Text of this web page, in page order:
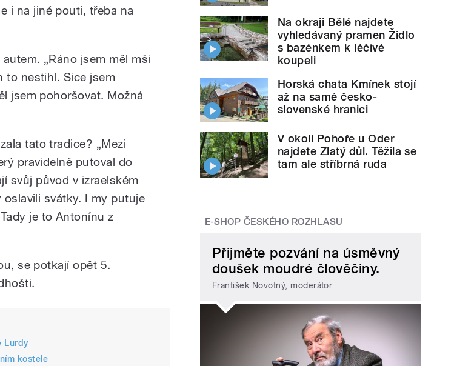
i na jiné pouti, třeba na
„Ráno jsem měl mši
to nestihl. Sice jsem
jsem pohoršovat. Možná
tato tradice? „Mezi
pravidelně putoval do
svůj původ v izraelském
svátky. I my putuje
je to Antonínu z
se potkají opět 5.
Lurdy
kostele
Na okraji Bělé najdete
vyhledávaný pramen Židlo
s bazénkem k léčivé
koupeli
Horská chata Kmínek stojí
až na samé česko-
slovenské hranici
V okolí Pohoře u Oder
najdete Zlatý důl. Těžila se
tam ale stříbrná ruda
E-SHOP ČESKÉHO ROZHLASU
Přijměte pozvání na úsměvný
doušek moudré člověčiny.
František Novotný, moderátor